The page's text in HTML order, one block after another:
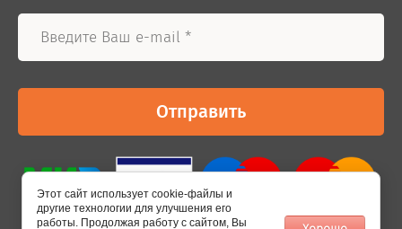
Отправить
Этот сайт использует cookie-файлы и
другие технологии для улучшения его
работы. Продолжая работу с сайтом, Вы